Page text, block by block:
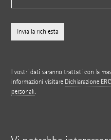
I vostri dati saranno trattati con la
informazioni visitare Dichiarazione
personali.